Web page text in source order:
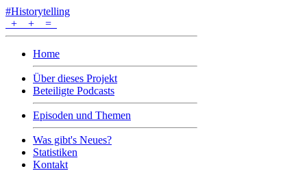
#Historytelling
+
+ =
Home
Über dieses Projekt
Beteiligte Podcasts
Episoden und Themen
Was gibt's Neues?
Statistiken
Kontakt